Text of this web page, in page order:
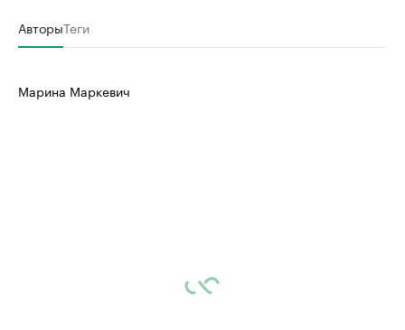
АвторыТеги
Марина Маркевич